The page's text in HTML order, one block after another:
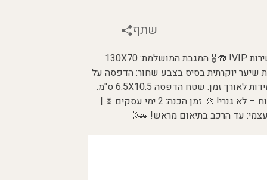
שתף
סט מתנה מפנק לחייל/ת: הדפסה אישית, שירות VIP! 🎁🎖️ המגבת המושלמת: 130X70
יוקרתית בסיס בצבע שחור: הדפסה על
בסיס אלומיניום איכותי ✨. צבעים חיים, עמידות לאורך זמן. שטח הדפסה 6.5X10.5 ס"מ.
הבידול שלנו: עיצוב מותאם אישית לכל לקוח – לא גנרי! 🎨 זמן הכנה: 2 ימי עסקים ⏳ |